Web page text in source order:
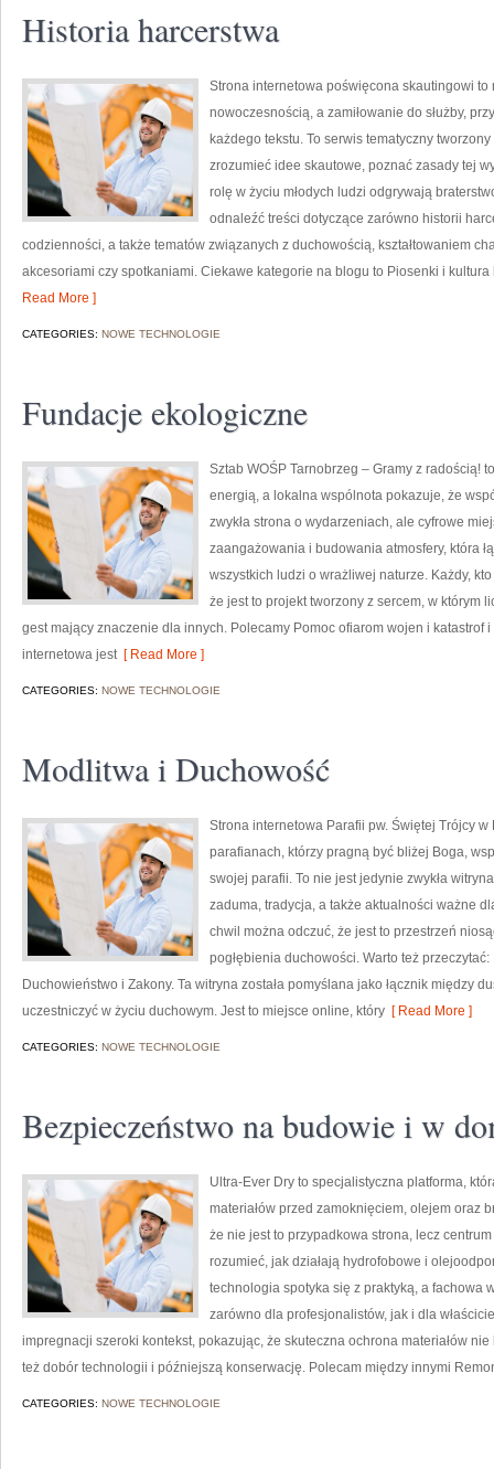
Historia harcerstwa
Strona internetowa poświęcona skautingowi
nowoczesnością, a zamiłowanie do służby,
każdego tekstu. To serwis tematyczny
zrozumieć idee skautowe, poznać zasady tej
rolę w życiu młodych ludzi odgrywają
odnaleźć treści dotyczące zarówno historii
codzienności, a także tematów związanych z duchowością, kształtowaniem
akcesoriami czy spotkaniami. Ciekawe kategorie na blogu to Piosenki i
Read More ]
CATEGORIES: NOWE TECHNOLOGIE
Fundacje ekologiczne
Sztab WOŚP Tarnobrzeg – Gramy z radością!
energią, a lokalna wspólnota pokazuje, że
zwykła strona o wydarzeniach, ale cyfrowe
zaangażowania i budowania atmosfery, która
wszystkich ludzi o wrażliwej naturze. Każdy,
że jest to projekt tworzony z sercem, w którym
gest mający znaczenie dla innych. Polecamy Pomoc ofiarom wojen i katastrof
internetowa jest[ Read More ]
CATEGORIES: NOWE TECHNOLOGIE
Modlitwa i Duchowość
Strona internetowa Parafii pw. Świętej Trójcy
parafianach, którzy pragną być bliżej Boga,
swojej parafii. To nie jest jedynie zwykła
zaduma, tradycja, a także aktualności ważne
chwil można odczuć, że jest to przestrzeń
pogłębienia duchowości. Warto też
Duchowieństwo i Zakony. Ta witryna została pomyślana jako łącznik między
uczestniczyć w życiu duchowym. Jest to miejsce online, który [ Read More ]
CATEGORIES: NOWE TECHNOLOGIE
Bezpieczeństwo na budowie i w
Ultra-Ever Dry to specjalistyczna platforma,
materiałów przed zamoknięciem, olejem oraz
że nie jest to przypadkowa strona, lecz
rozumieć, jak działają hydrofobowe i
technologia spotyka się z praktyką, a fachowa
zarówno dla profesjonalistów, jak i dla
impregnacji szeroki kontekst, pokazując, że skuteczna ochrona materiałów
też dobór technologii i późniejszą konserwację. Polecam między innymi
CATEGORIES: NOWE TECHNOLOGIE